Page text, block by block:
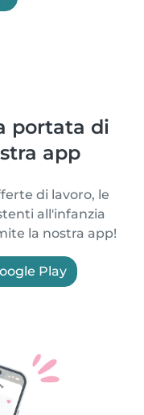
portata di
app
di lavoro, le
all'infanzia
la nostra app!
Play